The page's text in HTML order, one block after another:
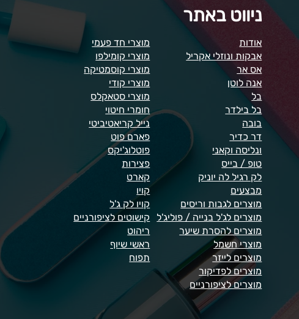
ניווט באתר
מוצרי חד פעמי
מוצרי קומילפו
מוצרי קוסמטיקה
מוצרי קודי
מוצרי סטאקלס
חומרי חיטוי
נייל קריאטיביטי
פארם פוט
פוטלוג'יקס
פצירות
קארט
קויו
קויו לק ג'ל
קישוטים לציפורניים
ריהוט
ראשי שיוף
תפוח
אודות
אבקות ונוזלי אקריל
אס אר
אנה לוטן
בל
בל בילדר
בובה
דר כדיר
ונליסה וקאני
טופ / בייס
לק רגיל לה יוניק
מבצעים
מוצרים לגבות וריסים
מוצרים לג'ל בנייה / פוליג'ל
מוצרים להסרת שיער
מוצרי חשמל
מוצרים לייזר
מוצרים לפדיקור
מוצרים לציפורניים